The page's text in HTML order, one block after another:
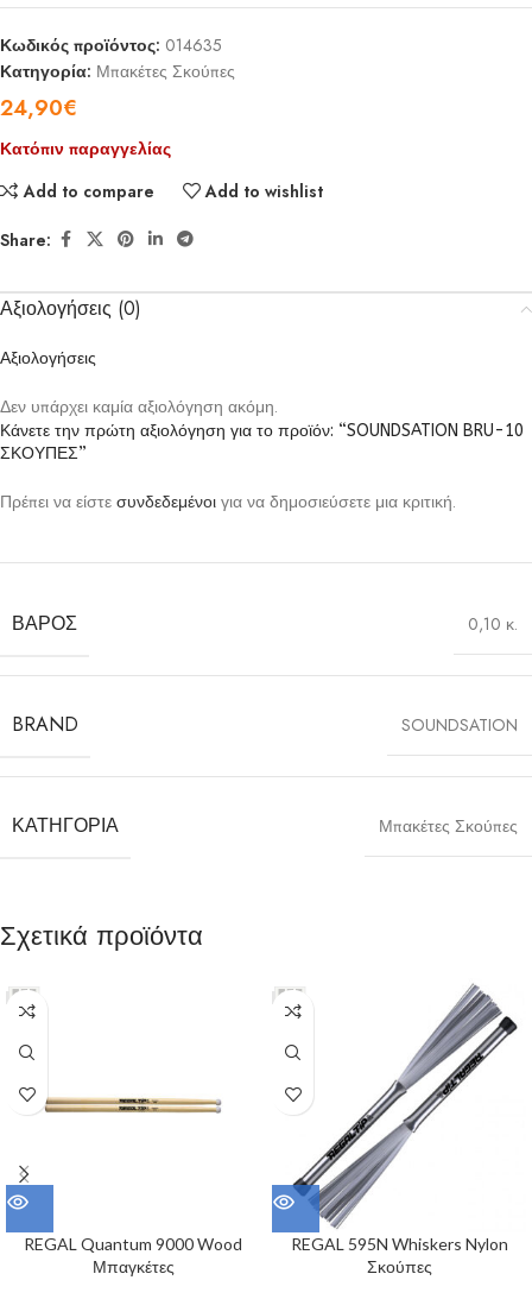
Κωδικός προϊόντος: 014635
Κατηγορία: Μπακέτες Σκούπες
24,90€
Κατόπιν παραγγελίας
Add to compare
Add to wishlist
Share:
Αξιολογήσεις (0)
Αξιολογήσεις
Δεν υπάρχει καμία αξιολόγηση ακόμη.
Κάνετε την πρώτη αξιολόγηση για το προϊόν: “SOUNDSATION BRU-10
ΣΚΟΥΠΕΣ”
Πρέπει να είστε συνδεδεμένοι για να δημοσιεύσετε μια κριτική.
ΒΆΡΟΣ 0,10 κ.
BRAND SOUNDSATION
ΚΑΤΗΓΟΡΊΑ Μπακέτες Σκούπες
Σχετικά προϊόντα
REGAL Quantum 9000 Wood
Μπαγκέτες
REGAL 595N Whiskers Nylon
Σκούπες